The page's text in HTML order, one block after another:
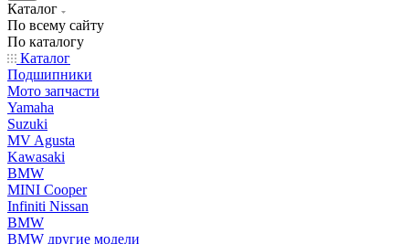
Каталог
По всему сайту
По каталогу
Каталог
Подшипники
Мото запчасти
Yamaha
Suzuki
MV Agusta
Kawasaki
BMW
MINI Cooper
Infiniti Nissan
BMW
BMW другие модели